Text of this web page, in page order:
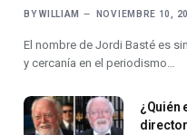
BY WILLIAM NOVIEMBRE 10,
El nombre de Jordi Basté es
y cercanía en el periodismo…
¿Quién